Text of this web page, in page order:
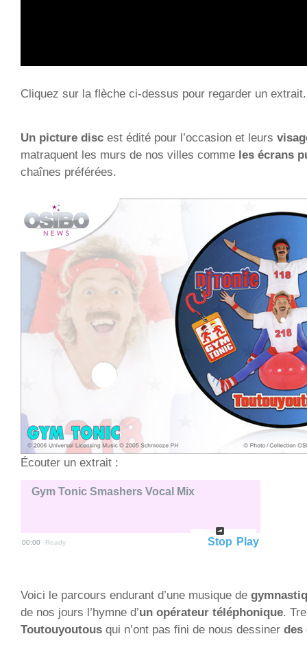
Cliquez sur la flèche ci-dessus pour regarder un extrait.
Un picture disc est édité pour l’occasion et leurs
matraquent les murs de nos villes comme les écrans
chaînes préférées.
Écouter un extrait :
Gym Tonic Smashers Vocal Mix
00:00 Ready Play
Stop
Voici le parcours endurant d’une musique de
de nos jours l’hymne d’un opérateur téléphonique.
Toutouyoutous qui n’ont pas fini de nous dessiner des